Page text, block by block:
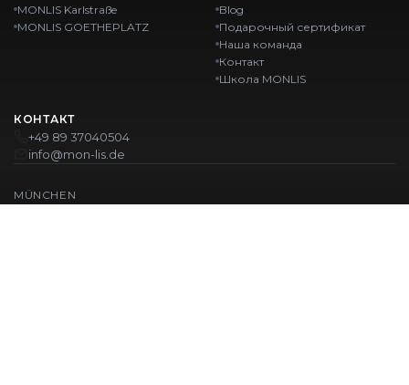
MONLIS Karlstraße
MONLIS GOETHEPLATZ
Blog
Подарочный сертификат
Наша команда
Контакт
Школа MONLIS
КОНТАКТ
+49 89 37040504
info@mon-lis.de
MÜNCHEN